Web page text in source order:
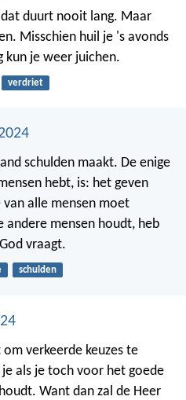
duurt nooit lang. Maar
Misschien huil je 's avonds
kun je weer juichen.
verdriet
schulden maakt. De enige
hebt, is: het geven
alle mensen moet
andere mensen houdt, heb
vraagt.
schulden
verkeerde keuzes te
als je toch voor het goede
Want dan zal de Heer